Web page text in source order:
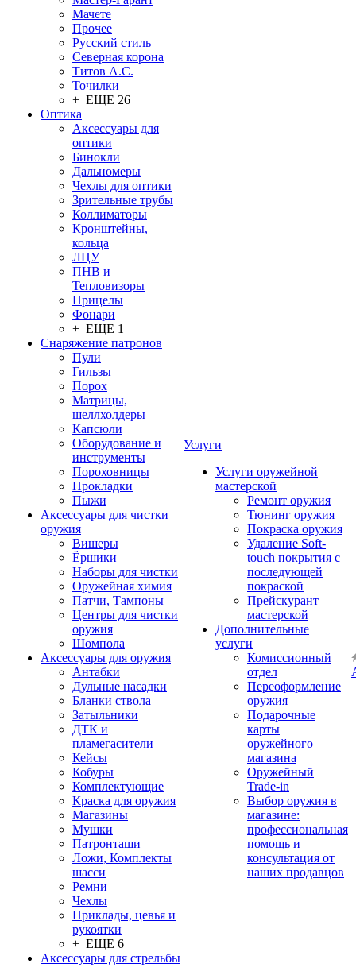
Мачете
Прочее
Русский стиль
Северная корона
Титов А.С.
Точилки
+ ЕЩЕ 26
Оптика
Аксессуары для
оптики
Бинокли
Дальномеры
Чехлы для оптики
Зрительные трубы
Коллиматоры
Кронштейны,
кольца
ЛЦУ
ПНВ и
Тепловизоры
Прицелы
Фонари
+ ЕЩЕ 1
Снаряжение патронов
Пули
Гильзы
Порох
Матрицы,
шеллхолдеры
Капсюли
Оборудование и
инструменты
Пороховницы
Прокладки
Пыжи
Аксессуары для чистки
оружия
Вишеры
Ёршики
Наборы для чистки
Оружейная химия
Патчи, Тампоны
Центры для чистки
оружия
Шомпола
Аксессуары для оружия
Антабки
Дульные насадки
Бланки ствола
Затыльники
ДТК и
пламегасители
Кейсы
Кобуры
Комплектующие
Краска для оружия
Магазины
Мушки
Патронташи
Ложи, Комплекты
шасси
Ремни
Чехлы
Приклады, цевья и
рукоятки
+ ЕЩЕ 6
Аксессуары для стрельбы
Услуги
Услуги оружейной
мастерской
Ремонт оружия
Тюнинг оружия
Покраска оружия
Удаление Soft-
touch покрытия с
последующей
покраской
Прейскурант
мастерской
Дополнительные
услуги
Комиссионный
отдел
Переоформление
оружия
Подарочные
карты
оружейного
магазина
Оружейный
Trade-in
Выбор оружия в
магазине:
профессиональная
помощь и
консультация от
наших продавцов